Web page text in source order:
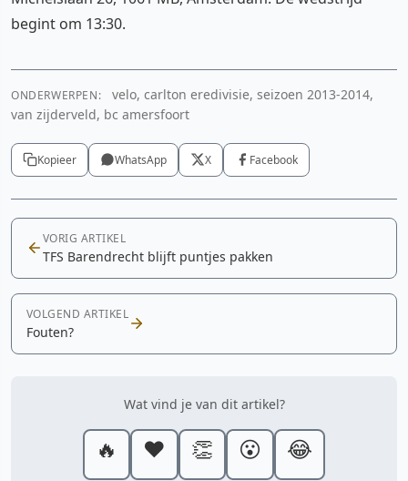
begint om 13:30.
ONDERWERPEN:
velo, carlton eredivisie, seizoen 2013-2014,
van zijderveld, bc amersfoort
Kopieer WhatsApp X Facebook
VORIG ARTIKEL
TFS Barendrecht blijft puntjes pakken
VOLGEND ARTIKEL
Fouten?
Wat vind je van dit artikel?
🔥 ❤️ 👏 😮 😂